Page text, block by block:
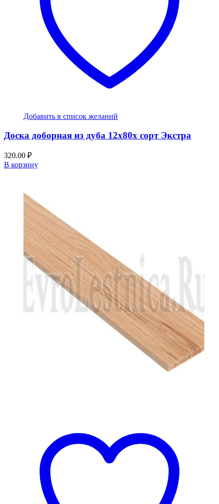
Добавить в список желаний
Доска доборная из дуба 12x80x сорт Экстра
320.00 ₽
В корзину